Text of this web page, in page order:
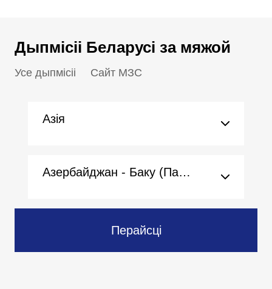
Дыпмісіі Беларусі за мяжой
Усе дыпмісіі Сайт МЗС
Азія
Азербайджан - Баку (Пасольства)
Перайсці